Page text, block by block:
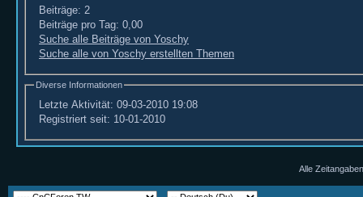
Beiträge: 2
Beiträge pro Tag: 0,00
Suche alle Beiträge von Yoschy
Suche alle von Yoschy erstellten Themen
Diverse Informationen
Letzte Aktivität: 09-03-2010 19:08
Registriert seit: 10-01-2010
Alle